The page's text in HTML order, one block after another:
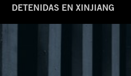
DETENIDAS EN XINJIANG